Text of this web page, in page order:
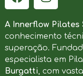
A Innerflow Pilates
conhecimento
superação.
especialista em
Burgatti, com